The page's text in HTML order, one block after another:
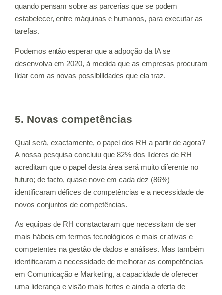
quando pensam sobre as parcerias que se podem
estabelecer, entre máquinas e humanos, para executar as
tarefas.
Podemos então esperar que a adpoção da IA se
desenvolva em 2020, à medida que as empresas procuram
lidar com as novas possibilidades que ela traz.
5. Novas competências
Qual será, exactamente, o papel dos RH a partir de agora?
A nossa pesquisa concluiu que 82% dos líderes de RH
acreditam que o papel desta área será muito diferente no
futuro; de facto, quase nove em cada dez (86%)
identificaram défices de competências e a necessidade de
novos conjuntos de competências.
As equipas de RH constactaram que necessitam de ser
mais hábeis em termos tecnológicos e mais criativas e
competentes na gestão de dados e análises. Mas também
identificaram a necessidade de melhorar as competências
em Comunicação e Marketing, a capacidade de oferecer
uma liderança e visão mais fortes e ainda a oferta de